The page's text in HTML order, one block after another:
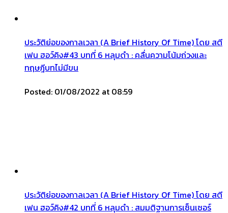
ประวัติย่อของกาลเวลา (A Brief History Of Time) โดย สตี
เฟน ฮอว์คิง#43 บทที่ 6 หลุมดำ : คลื่นความโน้มถ่วงและ
ทฤษฎีบทไม่มีขน
Posted: 01/08/2022 at 08:59
ประวัติย่อของกาลเวลา (A Brief History Of Time) โดย สตี
เฟน ฮอว์คิง#42 บทที่ 6 หลุมดำ : สมมติฐานการเซ็นเซอร์